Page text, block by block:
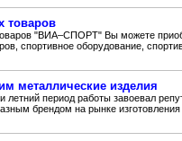
товаров
"ВИА–СПОРТ" Вы можете
спортивное оборудование,
металлические изделия
летний период работы завоевал
брендом на рынке